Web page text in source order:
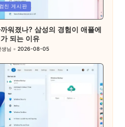
컴친 게시판
워졌나? 삼성의 경험이 애플에
되는 이유
생님 2026-08-05